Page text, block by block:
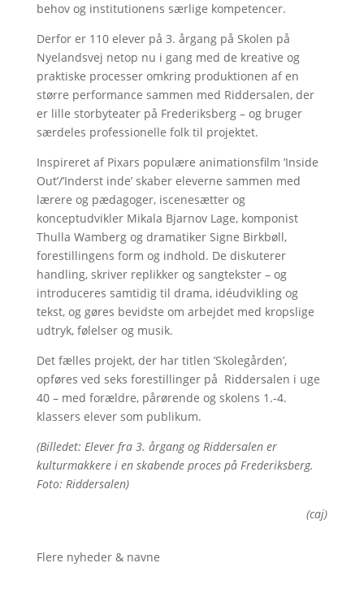
behov og institutionens særlige kompetencer.
Derfor er 110 elever på 3. årgang på Skolen på
Nyelandsvej netop nu i gang med de kreative og
praktiske processer omkring produktionen af en
større performance sammen med Riddersalen, der
er lille storbyteater på Frederiksberg – og bruger
særdeles professionelle folk til projektet.
Inspireret af Pixars populære animationsfilm ’Inside
Out’/’Inderst inde’ skaber eleverne sammen med
lærere og pædagoger, iscenesætter og
konceptudvikler Mikala Bjarnov Lage, komponist
Thulla Wamberg og dramatiker Signe Birkbøll,
forestillingens form og indhold. De diskuterer
handling, skriver replikker og sangtekster – og
introduceres samtidig til drama, idéudvikling og
tekst, og gøres bevidste om arbejdet med kropslige
udtryk, følelser og musik.
Det fælles projekt, der har titlen ’Skolegården’,
opføres ved seks forestillinger på Riddersalen i uge
40 – med forældre, pårørende og skolens 1.-4.
klassers elever som publikum.
(Billedet: Elever fra 3. årgang og Riddersalen er
kulturmakkere i en skabende proces på Frederiksberg.
Foto: Riddersalen)
(caj)
Flere nyheder & navne